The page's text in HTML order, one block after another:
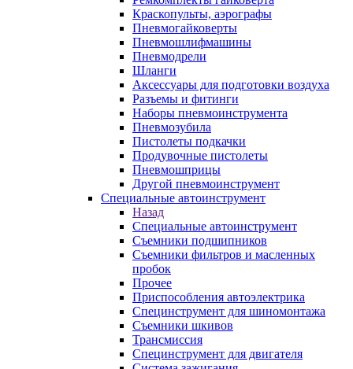
Краскопульты, аэрографы
Пневмогайковерты
Пневмошлифмашины
Пневмодрели
Шланги
Аксессуары для подготовки воздуха
Разъемы и фитинги
Наборы пневмоинструмента
Пневмозубила
Пистолеты подкачки
Продувочные пистолеты
Пневмошприцы
Другой пневмоинструмент
Специальные автоинструмент
Назад
Специальные автоинструмент
Съемники подшипников
Съемники фильтров и масленных
пробок
Прочее
Приспособления автоэлектрика
Специнструмент для шиномонтажа
Съемники шкивов
Трансмиссия
Специнструмент для двигателя